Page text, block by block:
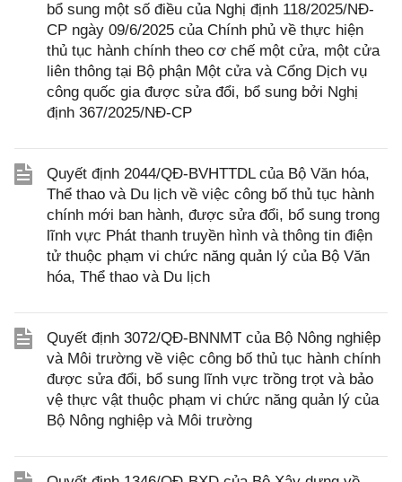
bổ sung một số điều của Nghị định 118/2025/NĐ-
CP ngày 09/6/2025 của Chính phủ về thực hiện
thủ tục hành chính theo cơ chế một cửa, một cửa
liên thông tại Bộ phận Một cửa và Cổng Dịch vụ
công quốc gia được sửa đổi, bổ sung bởi Nghị
định 367/2025/NĐ-CP
Quyết định 2044/QĐ-BVHTTDL của Bộ Văn hóa,
Thể thao và Du lịch về việc công bố thủ tục hành
chính mới ban hành, được sửa đổi, bổ sung trong
lĩnh vực Phát thanh truyền hình và thông tin điện
tử thuộc phạm vi chức năng quản lý của Bộ Văn
hóa, Thể thao và Du lịch
Quyết định 3072/QĐ-BNNMT của Bộ Nông nghiệp
và Môi trường về việc công bố thủ tục hành chính
được sửa đổi, bổ sung lĩnh vực trồng trọt và bảo
vệ thực vật thuộc phạm vi chức năng quản lý của
Bộ Nông nghiệp và Môi trường